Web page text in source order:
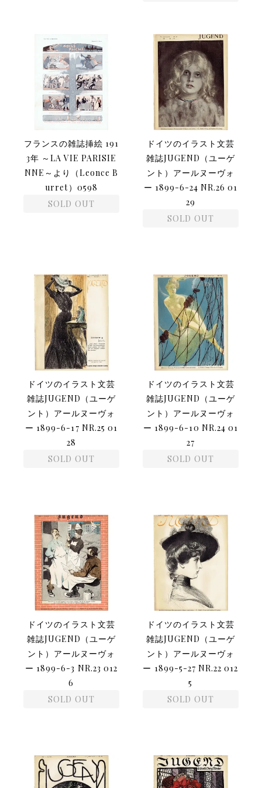
フランスの雑誌挿絵 191
3年 ～LA VIE PARISIE
NNE～より（Leonce B
urret）0598
SOLD OUT
ドイツのイラスト文芸
雑誌JUGEND（ユーゲ
ント）アールヌーヴォ
ー 1899-6-24 NR.26 01
29
SOLD OUT
ドイツのイラスト文芸
雑誌JUGEND（ユーゲ
ント）アールヌーヴォ
ー 1899-6-17 NR.25 01
28
SOLD OUT
ドイツのイラスト文芸
雑誌JUGEND（ユーゲ
ント）アールヌーヴォ
ー 1899-6-10 NR.24 01
27
SOLD OUT
ドイツのイラスト文芸
雑誌JUGEND（ユーゲ
ント）アールヌーヴォ
ー 1899-6-3 NR.23 012
6
SOLD OUT
ドイツのイラスト文芸
雑誌JUGEND（ユーゲ
ント）アールヌーヴォ
ー 1899-5-27 NR.22 012
5
SOLD OUT